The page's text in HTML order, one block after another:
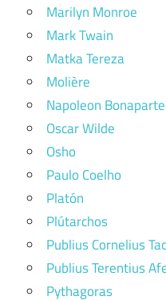
Marilyn Monroe
Mark Twain
Matka Tereza
Molière
Napoleon Bonaparte
Oscar Wilde
Osho
Paulo Coelho
Platón
Plútarchos
Publius Cornelius
Publius Terentius
Pythagoras